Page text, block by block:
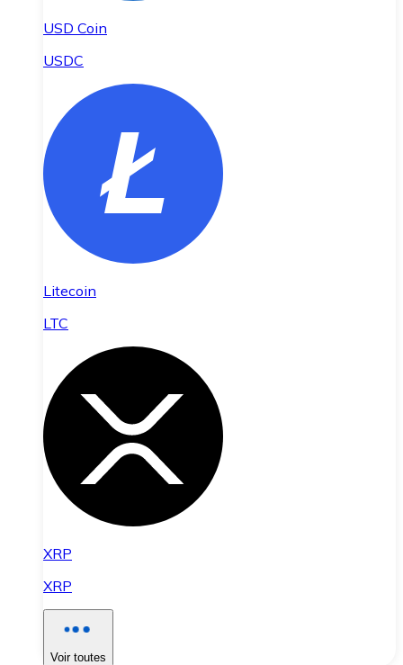
USD Coin
USDC
Litecoin
LTC
XRP
XRP
Voir toutes